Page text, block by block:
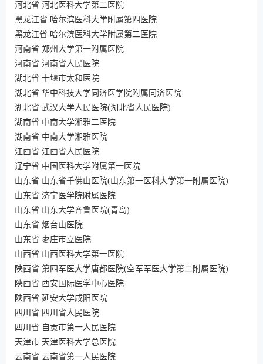
河北省 河北医科大学第二医院
黑龙江省 哈尔滨医科大学附属第四医院
黑龙江省 哈尔滨医科大学附属第二医院
河南省 郑州大学第一附属医院
河南省 河南省人民医院
湖北省 十堰市太和医院
湖北省 华中科技大学同济医学院附属同济医院
湖北省 武汉大学人民医院(湖北省人民医院)
湖南省 中南大学湘雅二医院
湖南省 中南大学湘雅医院
江西省 江西省人民医院
辽宁省 中国医科大学附属第一医院
山东省 山东省千佛山医院(山东第一医科大学第一附属医院)
山东省 济宁医学院附属医院
山东省 山东大学齐鲁医院(青岛)
山东省 烟台山医院
山东省 枣庄市立医院
山西省 山西医科大学第一医院
陕西省 第四军医大学唐都医院(空军军医大学第二附属医院)
陕西省 西安国际医学中心医院
陕西省 延安大学咸阳医院
四川省 四川省人民医院
四川省 自贡市第一人民医院
天津市 天津医科大学总医院
云南省 云南省第一人民医院